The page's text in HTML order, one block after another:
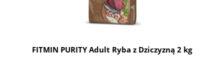
FITMIN PURITY Adult Ryba z Dziczyzną 2 kg